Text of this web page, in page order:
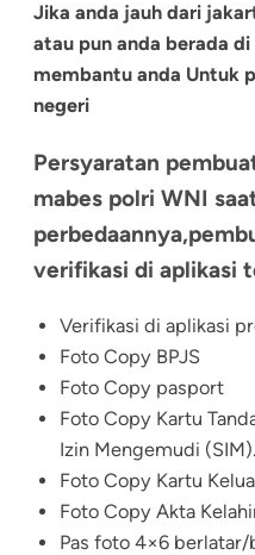
Jika anda jauh dari
atau pun anda berada
membantu anda Untuk
negeri
Persyaratan
mabes polri WNI
verifikasi di aplikasi
Verifikasi di aplikasi
Foto Copy BPJS
Foto Copy pasport
Foto Copy Kartu
Izin Mengemudi (SIM).
Foto Copy Kartu
Foto Copy Akta
Pas foto 4×6